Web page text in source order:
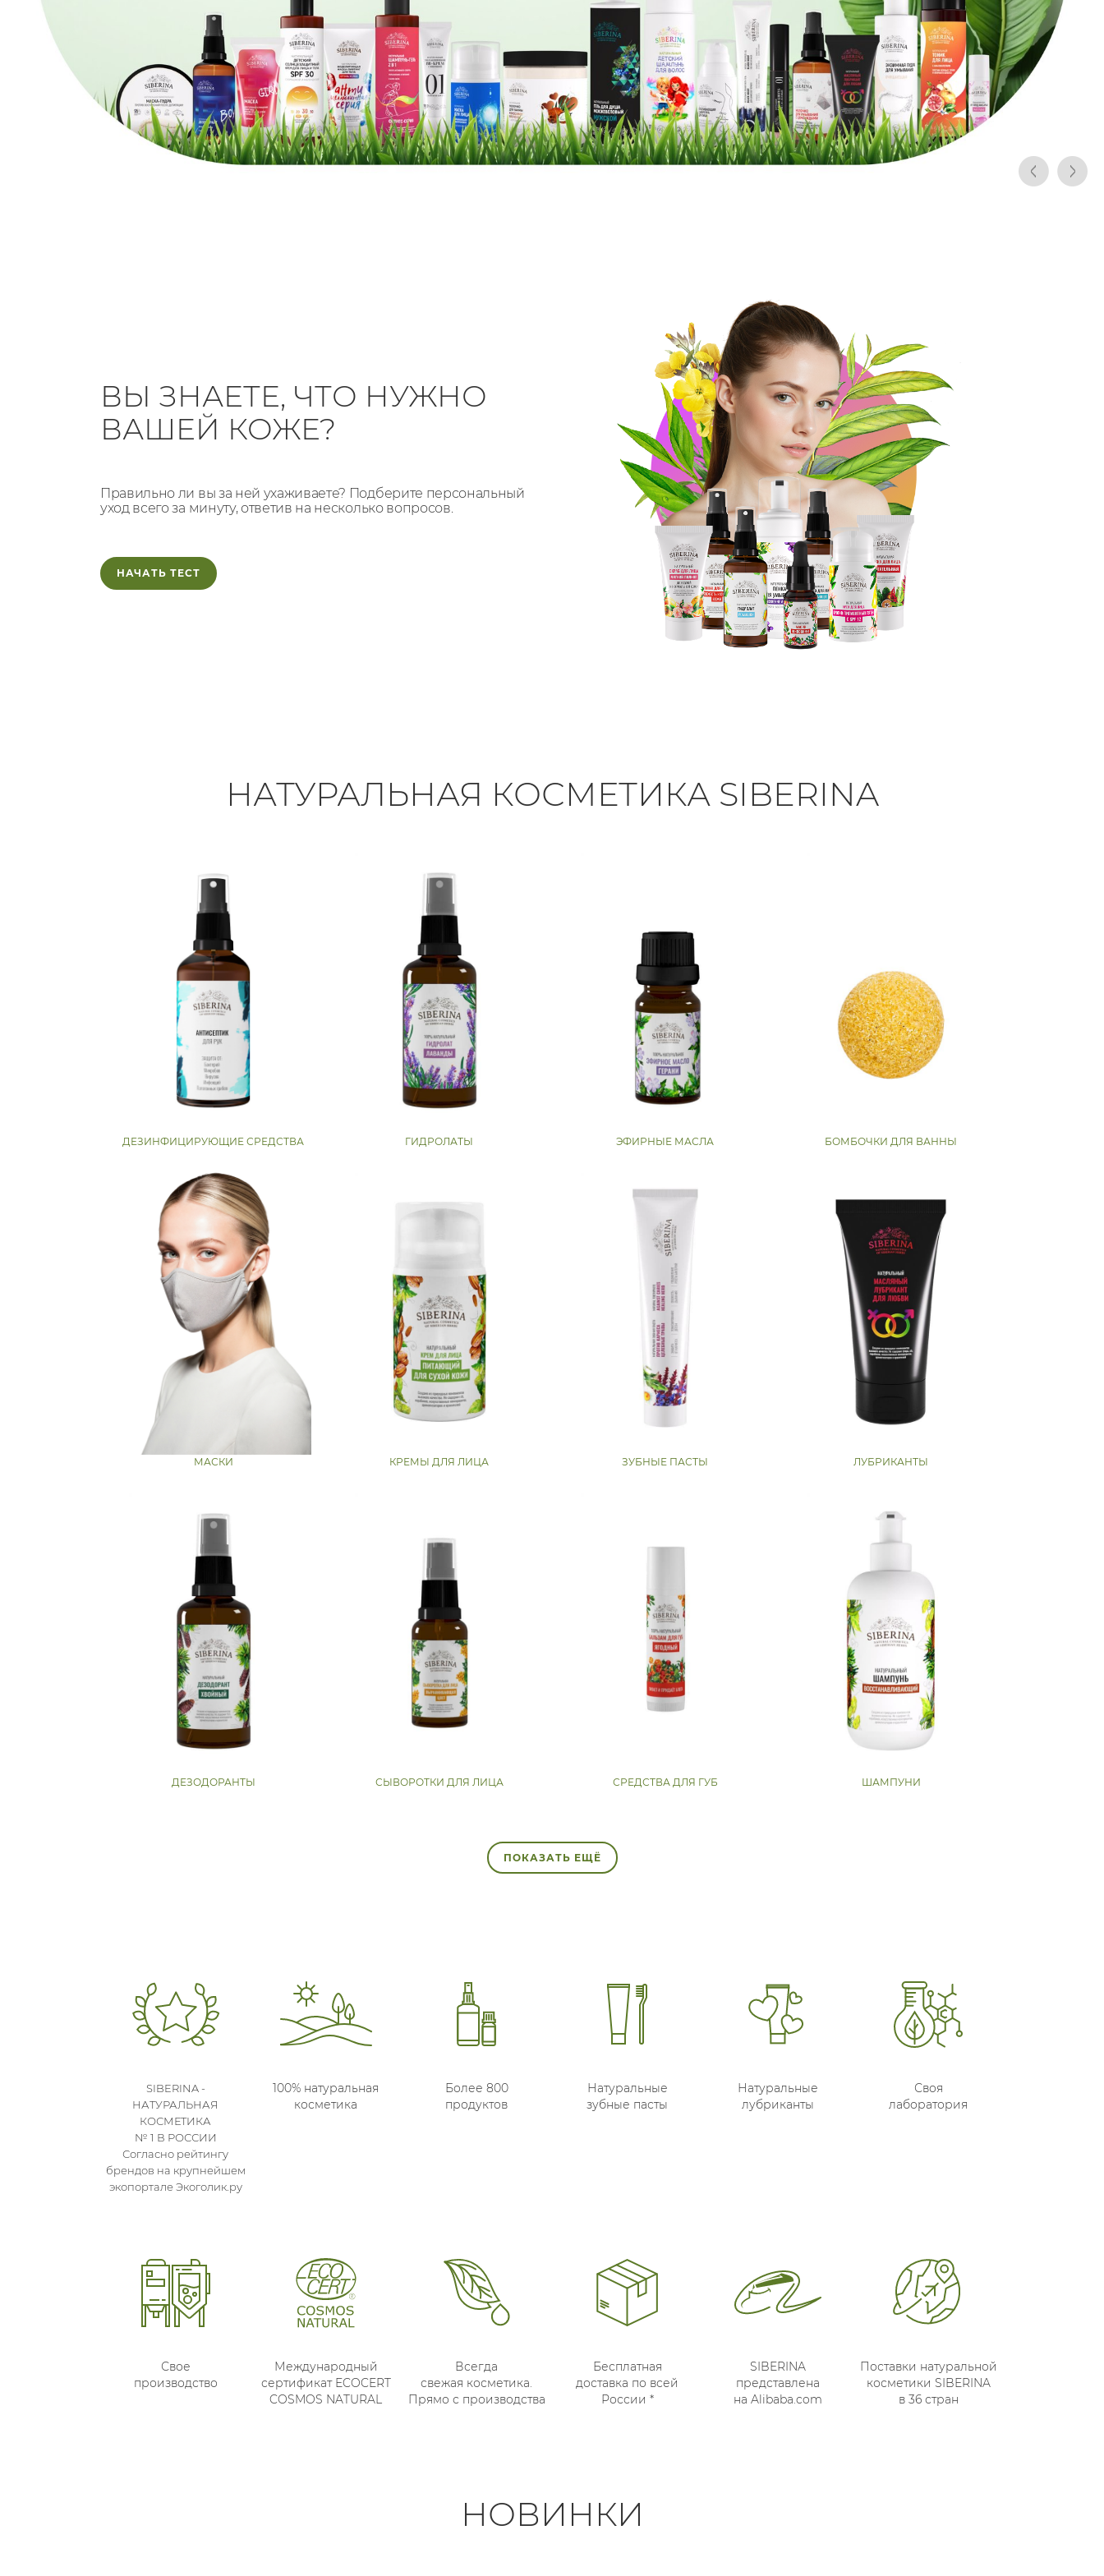
ВЫ ЗНАЕТЕ, ЧТО НУЖНО
ВАШЕЙ КОЖЕ?
Правильно ли вы за ней ухаживаете? Подберите персональный
уход всего за минуту, ответив на несколько вопросов.
НАЧАТЬ ТЕСТ
НАТУРАЛЬНАЯ КОСМЕТИКА SIBERINA
ДЕЗИНФИЦИРУЮЩИЕ СРЕДСТВА ГИДРОЛАТЫ ЭФИРНЫЕ МАСЛА БОМБОЧКИ ДЛЯ ВАННЫ
МАСКИ КРЕМЫ ДЛЯ ЛИЦА ЗУБНЫЕ ПАСТЫ ЛУБРИКАНТЫ
ДЕЗОДОРАНТЫ СЫВОРОТКИ ДЛЯ ЛИЦА СРЕДСТВА ДЛЯ ГУБ ШАМПУНИ
ПОКАЗАТЬ ЕЩЁ
SIBERINA -
НАТУРАЛЬНАЯ
КОСМЕТИКА
№ 1 В РОССИИ
Согласно рейтингу
брендов на крупнейшем
экопортале Экоголик.ру
100% натуральная
косметика
Более 800
продуктов
Натуральные
зубные пасты
Натуральные
лубриканты
Своя
лаборатория
Свое
производство
Международный
сертификат ECOCERT
COSMOS NATURAL
Всегда
свежая косметика.
Прямо с производства
Бесплатная
доставка по всей
России *
SIBERINA
представлена
на Alibaba.com
Поставки натуральной
косметики SIBERINA
в 36 стран
НОВИНКИ